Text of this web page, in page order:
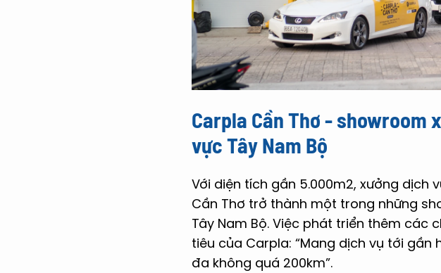
Carpla Cần Thơ - showroom
vực Tây Nam Bộ
Với diện tích gần 5.000m2, xưởng dịch
Cần Thơ trở thành một trong những
Tây Nam Bộ. Việc phát triển thêm các
tiêu của Carpla: “Mang dịch vụ tới
đa không quá 200km”.